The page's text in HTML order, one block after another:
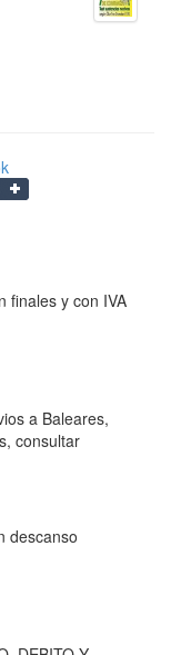
finales y con IVA
a Baleares,
consultar
descanso